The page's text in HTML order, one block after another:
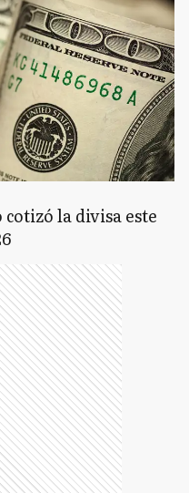
la divisa este